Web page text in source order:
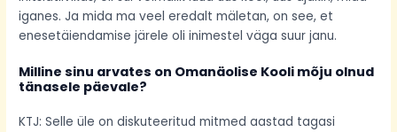
iganes. Ja mida ma veel eredalt mäletan, on see, et
enesetäiendamise järele oli inimestel väga suur janu.
Milline sinu arvates on Omanäolise Kooli mõju olnud
tänasele päevale?
KTJ: Selle üle on diskuteeritud mitmed aastad tagasi